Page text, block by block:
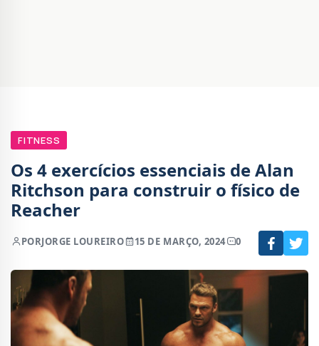
FITNESS
Os 4 exercícios essenciais de Alan
Ritchson para construir o físico de
Reacher
PORJORGE LOUREIRO 15 DE MARÇO, 2024 0